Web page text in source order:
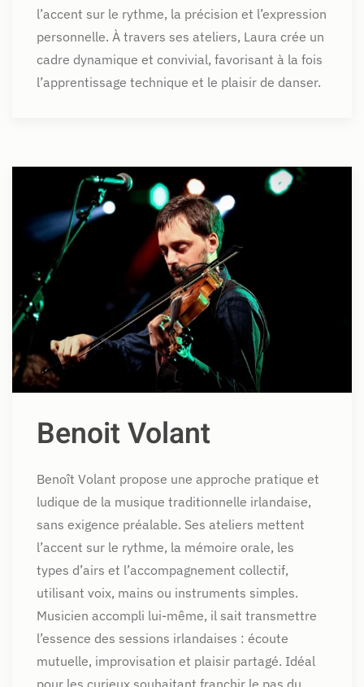
l’accent sur le rythme, la précision et l’expression
personnelle. À travers ses ateliers, Laura crée un
cadre dynamique et convivial, favorisant à la fois
l’apprentissage technique et le plaisir de danser.
Benoit Volant
Benoît Volant propose une approche pratique et
ludique de la musique traditionnelle irlandaise,
sans exigence préalable. Ses ateliers mettent
l’accent sur le rythme, la mémoire orale, les
types d’airs et l’accompagnement collectif,
utilisant voix, mains ou instruments simples.
Musicien accompli lui-même, il sait transmettre
l’essence des sessions irlandaises : écoute
mutuelle, improvisation et plaisir partagé. Idéal